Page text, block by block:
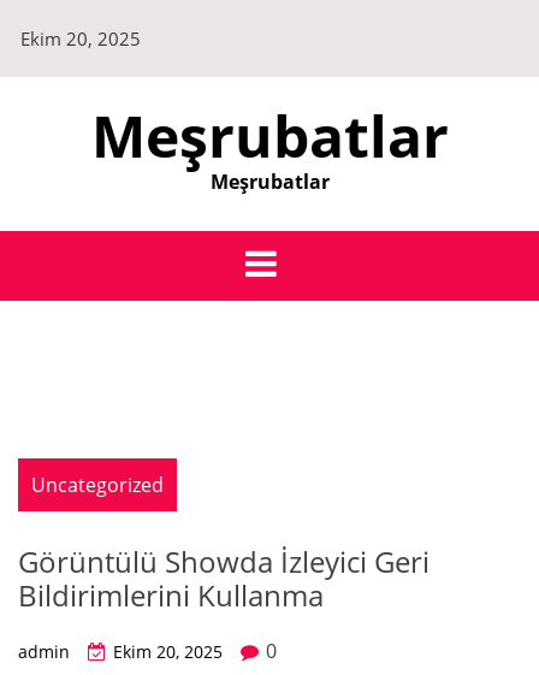
content
Ekim 20, 2025
Meşrubatlar
Meşrubatlar
Uncategorized
Görüntülü Showda İzleyici Geri
Bildirimlerini Kullanma
admin Ekim 20, 2025
0